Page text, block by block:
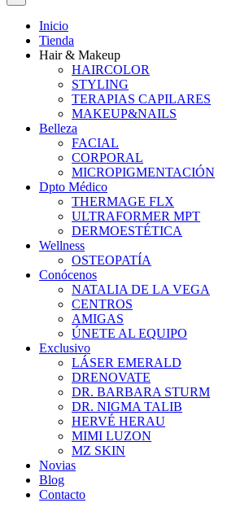
Inicio
Tienda
Hair & Makeup
HAIRCOLOR
STYLING
TERAPIAS CAPILARES
MAKEUP&NAILS
Belleza
FACIAL
CORPORAL
MICROPIGMENTACIÓN
Dpto Médico
THERMAGE FLX
ULTRAFORMER MPT
DERMOESTÉTICA
Wellness
OSTEOPATÍA
Conócenos
NATALIA DE LA VEGA
CENTROS
AMIGAS
ÚNETE AL EQUIPO
Exclusivo
LÁSER EMERALD
DRENOVATE
DR. BARBARA STURM
DR. NIGMA TALIB
HERVÉ HERAU
MIMI LUZON
MZ SKIN
Novias
Blog
Contacto